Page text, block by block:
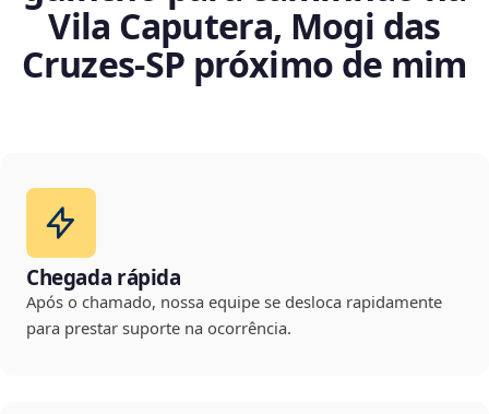
Vila Caputera, Mogi das
Cruzes‑SP próximo de mim
Chegada rápida
Após o chamado, nossa equipe se desloca rapidamente
para prestar suporte na ocorrência.